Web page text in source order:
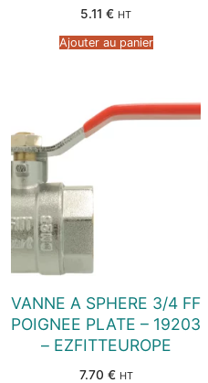
5.11 € HT
Ajouter au panier
VANNE A SPHERE 3/4 FF
POIGNEE PLATE – 19203
– EZFITTEUROPE
7.70 € HT